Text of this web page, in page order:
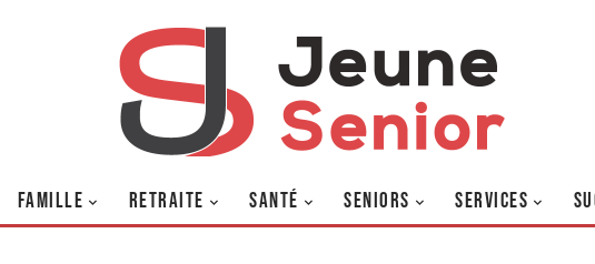
FAMILLE RETRAITE SANTÉ SENIORS SERVICES